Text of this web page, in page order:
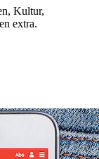
Kultur,
extra.